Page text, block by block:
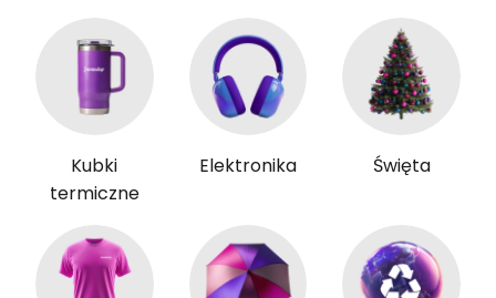
Kubki
termiczne
Elektronika Święta